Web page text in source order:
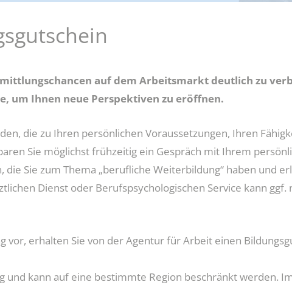
Jobcenter-App
auf dem Arbeitsmarkt deutlich zu
um Ihnen neue Perspektiven zu eröffnen.
die zu Ihren persönlichen Voraussetzungen, Ihren
Sie möglichst frühzeitig ein Gespräch mit Ihrem
Sie zum Thema „berufliche Weiterbildung“ haben und
Dienst oder Berufspsychologischen Service kann
vor, erhalten Sie von der Agentur für Arbeit einen
und kann auf eine bestimmte Region beschränkt werden.